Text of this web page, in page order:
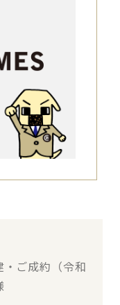
・ご成約（令和